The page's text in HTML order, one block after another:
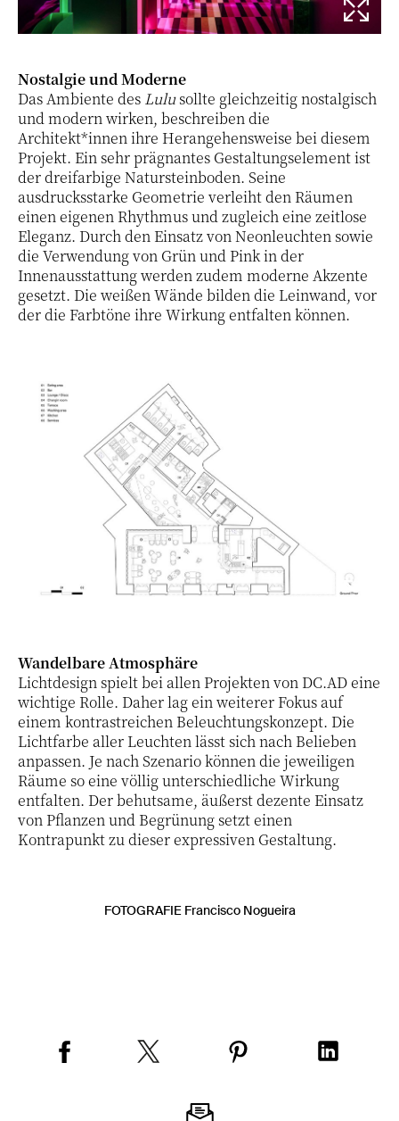
Nostalgie und Moderne
Das Ambiente des Lulusollte gleichzeitig nostalgisch
und modern wirken, beschreiben die
Architekt*innen ihre Herangehensweise bei diesem
Projekt. Ein sehr prägnantes Gestaltungselement ist
der dreifarbige Natursteinboden. Seine
ausdrucksstarke Geometrie verleiht den Räumen
einen eigenen Rhythmus und zugleich eine zeitlose
Eleganz. Durch den Einsatz von Neonleuchten sowie
die Verwendung von Grün und Pink in der
Innenausstattung werden zudem moderne Akzente
gesetzt. Die weißen Wände bilden die Leinwand, vor
der die Farbtöne ihre Wirkung entfalten können.
Wandelbare Atmosphäre
Lichtdesign spielt bei allen Projekten von DC.AD eine
wichtige Rolle. Daher lag ein weiterer Fokus auf
einem kontrastreichen Beleuchtungskonzept. Die
Lichtfarbe aller Leuchten lässt sich nach Belieben
anpassen. Je nach Szenario können die jeweiligen
Räume so eine völlig unterschiedliche Wirkung
entfalten. Der behutsame, äußerst dezente Einsatz
von Pflanzen und Begrünung setzt einen
Kontrapunkt zu dieser expressiven Gestaltung.
FOTOGRAFIE Francisco Nogueira